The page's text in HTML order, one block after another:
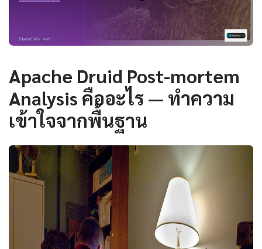
Apache Druid Post-mortem
Analysis คืออะไร — ทำความ
เข้าใจจากพื้นฐาน